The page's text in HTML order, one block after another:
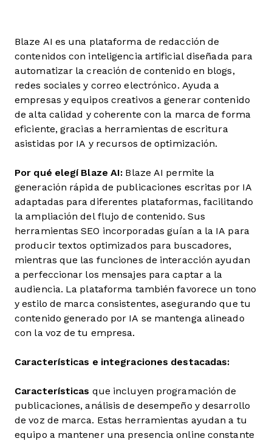
Blaze AI es una plataforma de redacción de
contenidos con inteligencia artificial diseñada para
automatizar la creación de contenido en blogs,
redes sociales y correo electrónico. Ayuda a
empresas y equipos creativos a generar contenido
de alta calidad y coherente con la marca de forma
eficiente, gracias a herramientas de escritura
asistidas por IA y recursos de optimización.
Por qué elegí Blaze AI: Blaze AI permite la
generación rápida de publicaciones escritas por IA
adaptadas para diferentes plataformas, facilitando
la ampliación del flujo de contenido. Sus
herramientas SEO incorporadas guían a la IA para
producir textos optimizados para buscadores,
mientras que las funciones de interacción ayudan
a perfeccionar los mensajes para captar a la
audiencia. La plataforma también favorece un tono
y estilo de marca consistentes, asegurando que tu
contenido generado por IA se mantenga alineado
con la voz de tu empresa.
Características e integraciones destacadas:
Características que incluyen programación de
publicaciones, análisis de desempeño y desarrollo
de voz de marca. Estas herramientas ayudan a tu
equipo a mantener una presencia online constante